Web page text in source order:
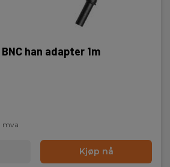
han adapter 1m
mva
Kjøp nå